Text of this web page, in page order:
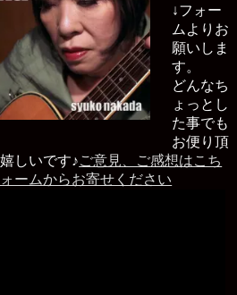
↓フォー
ムよりお
願いしま
す。
どんなち
ょっとし
た事でも
お便り頂
しいです♪ご意見、ご感想はこち
ームからお寄せください